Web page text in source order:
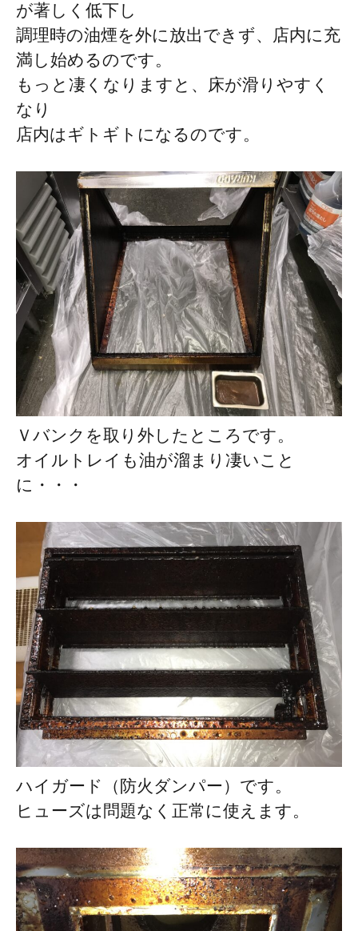
が著しく低下し
調理時の油煙を外に放出できず、店内に充
満し始めるのです。
もっと凄くなりますと、床が滑りやすく
なり
店内はギトギトになるのです。
Ｖバンクを取り外したところです。
オイルトレイも油が溜まり凄いこと
に・・・
ハイガード（防火ダンパー）です。
ヒューズは問題なく正常に使えます。